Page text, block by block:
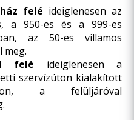
felé ideiglenesen az
a 950-es és a 999-es
az 50-es villamos
meg.
felé ideiglenesen a
szervízúton kialakított
a felüljáróval